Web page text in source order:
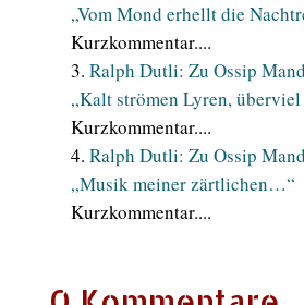
„Vom Mond erhellt die
Kurzkommentar....
Ralph Dutli: Zu Ossip
„Kalt strömen Lyren,
Kurzkommentar....
Ralph Dutli: Zu Ossip
„Musik meiner zärtlichen…“
Kurzkommentar....